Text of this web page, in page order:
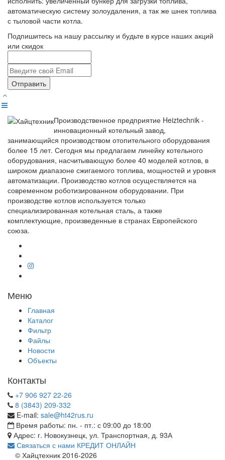
автоматическую систему золоудаления, а так же шнек топлива
с тыловой части котла.
Подпишитесь на нашу рассылку и будьте в курсе наших акций
или скидок
Отправить
Производственное предприятие Heiztechnik -
инновационный котельный завод,
занимающийся производством отопительного оборудования
более 15 лет. Сегодня мы предлагаем линейку котельного
оборудования, насчитывающую более 40 моделей котлов, в
широком диапазоне сжигаемого топлива, мощностей и уровня
автоматизации. Производство котлов осуществляется на
современном роботизированном оборудовании. При
производстве котлов используется только
специализированная котельная сталь, а также
комплектующие, произведенные в странах Европейского
союза.
Меню
Главная
Каталог
Фильтр
Файлы
Новости
Объекты
Контакты
+7 906 927 22-26
8 (3843) 209-332
E-mail: sale@ht42rus.ru
Время работы: пн. - пт.: с 09:00 до 18:00
Адрес: г. Новокузнецк, ул. Транспортная, д. 93А
Связаться с нами КРЕДИТ ОНЛАЙН
© Хайцтехник 2016-2026